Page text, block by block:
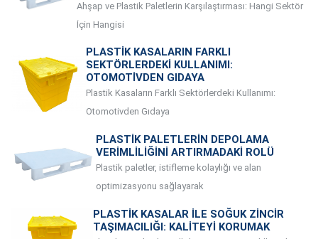
Ahşap ve Plastik Paletlerin Karşılaştırması: Hangi Sektör
İçin Hangisi
PLASTIK KASALARIN FARKLI
SEKTÖRLERDEKI KULLANIMI:
OTOMOTIVDEN GIDAYA
Plastik Kasaların Farklı Sektörlerdeki Kullanımı:
Otomotivden Gıdaya
PLASTIK PALETLERIN DEPOLAMA
VERIMLILIĞINI ARTIRMADAKI ROLÜ
Plastik paletler, istifleme kolaylığı ve alan
optimizasyonu sağlayarak
PLASTIK KASALAR ILE SOĞUK ZINCIR
TAŞIMACILIĞI: KALITEYI KORUMAK